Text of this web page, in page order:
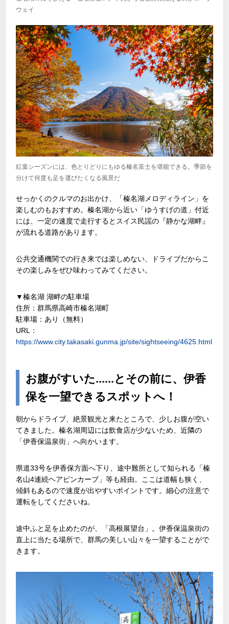
ウェイ
紅葉シーズンには、色とりどりにもゆる榛名富士を堪能できる。季節を
分けて何度も足を運びたくなる風景だ
せっかくのクルマのお出かけ、「榛名湖メロディライン」を
楽しむのもおすすめ。榛名湖から近い「ゆうすげの道」付近
には、一定の速度で走行するとスイス民謡の『静かな湖畔』
が流れる道路があります。
公共交通機関での行き来では楽しめない、ドライブだからこ
その楽しみをぜひ味わってみてください。
▼榛名湖 湖畔の駐車場
住所：群馬県高崎市榛名湖町
駐車場：あり（無料）
URL：
https://www.city.takasaki.gunma.jp/site/sightseeing/4625.html
お腹がすいた......とその前に、伊香
保を一望できるスポットへ！
朝からドライブ、絶景観光と来たところで、少しお腹が空い
てきました。榛名湖周辺には飲食店が少ないため、近隣の
「伊香保温泉街」へ向かいます。
県道33号を伊香保方面へ下り、途中難所として知られる「榛
名山4連続ヘアピンカーブ」等も経由。ここは道幅も狭く、
傾斜もあるので速度が出やすいポイントです。細心の注意で
運転をしてくださいね。
途中ふと足を止めたのが、「高根展望台」。伊香保温泉街の
直上に当たる場所で、群馬の美しい山々を一望することがで
きます。